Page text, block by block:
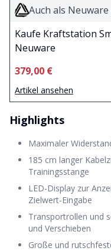
Auch als
Kaufe Kraftstation
Neuware
379,00 €
Artikel ansehen
Highlights
Maximaler
185 cm langer
Trainingsstange
LED-Display zur
Zielwert-Eingabe
Transportrollen und
und Verschieben
Große und